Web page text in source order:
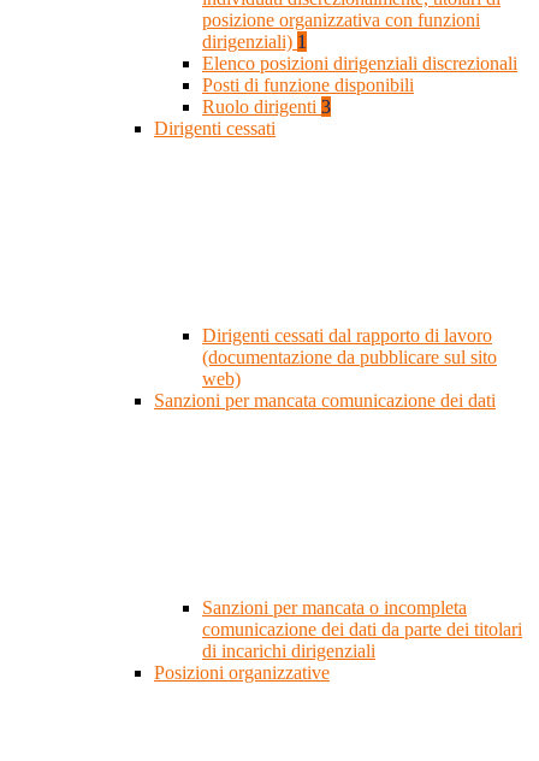
posizione organizzativa con funzioni
dirigenziali) 1
Elenco posizioni dirigenziali discrezionali
Posti di funzione disponibili
Ruolo dirigenti 3
Dirigenti cessati
Dirigenti cessati dal rapporto di lavoro
(documentazione da pubblicare sul sito
web)
Sanzioni per mancata comunicazione dei dati
Sanzioni per mancata o incompleta
comunicazione dei dati da parte dei titolari
di incarichi dirigenziali
Posizioni organizzative